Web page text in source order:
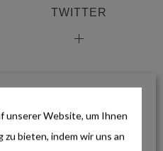
TWITTER
BEITRÄGE
unserer Website, um Ihnen
bieten, indem wir uns an